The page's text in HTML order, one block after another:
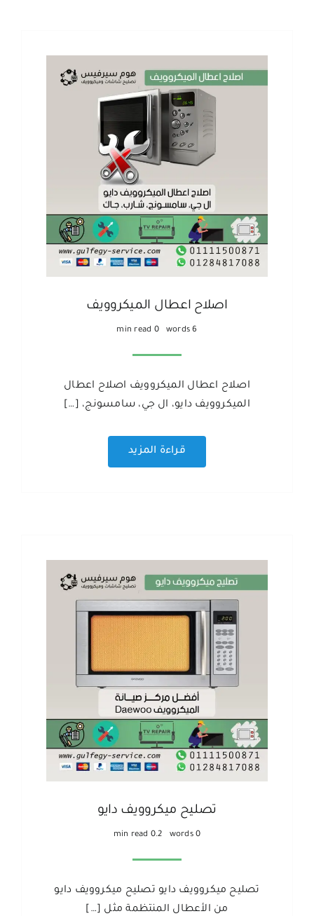
اصلاح اعطال الميكروويف
6 words
0 min read
اصلاح اعطال الميكروويف اصلاح اعطال
الميكروويف دايو، ال جي، سامسونج، […]
قراءة المزيد
تصليح ميكروويف دايو
0 words
0.2 min read
تصليح ميكروويف دايو تصليح ميكروويف دايو
من الأعطال المنتظمة مثل […]